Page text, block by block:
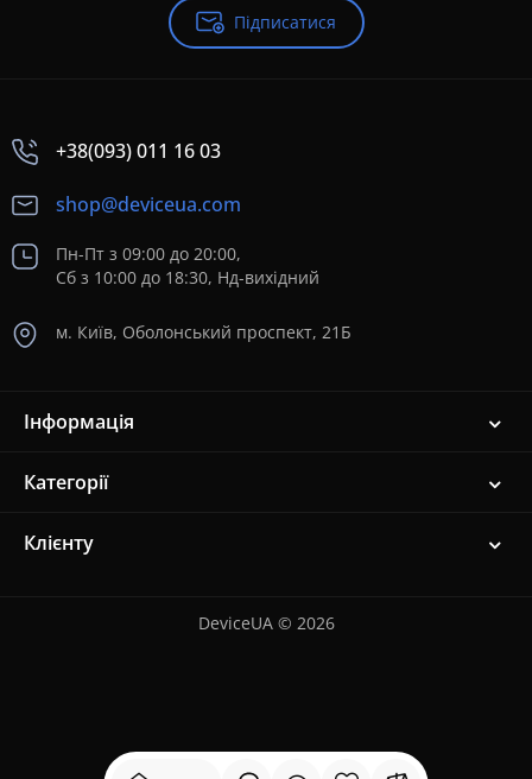
Підписатися
+38(093) 011 16 03
shop@deviceua.com
Пн-Пт з 09:00 до 20:00,
Сб з 10:00 до 18:30, Нд-вихідний
м. Київ, Оболонський проспект, 21Б
Інформація
Категорії
Клієнту
DeviceUA © 2026